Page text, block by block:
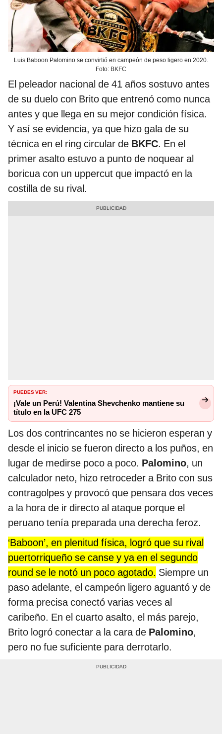
Luis Baboon Palomino se convirtió en campeón de peso ligero en 2020.
Foto: BKFC
El peleador nacional de 41 años sostuvo antes
de su duelo con Brito que entrenó como nunca
antes y que llega en su mejor condición física.
Y así se evidencia, ya que hizo gala de su
técnica en el ring circular de BKFC. En el
primer asalto estuvo a punto de noquear al
boricua con un uppercut que impactó en la
costilla de su rival.
PUEDES VER:
¡Vale un Perú! Valentina Shevchenko mantiene su
título en la UFC 275
Los dos contrincantes no se hicieron esperan y
desde el inicio se fueron directo a los puños, en
lugar de medirse poco a poco. Palomino, un
calculador neto, hizo retroceder a Brito con sus
contragolpes y provocó que pensara dos veces
a la hora de ir directo al ataque porque el
peruano tenía preparada una derecha feroz.
‘Baboon’, en plenitud física, logró que su rival
puertorriqueño se canse y ya en el segundo
round se le notó un poco agotado. Siempre un
paso adelante, el campeón ligero aguantó y de
forma precisa conectó varias veces al
caribeño. En el cuarto asalto, el más parejo,
Brito logró conectar a la cara de Palomino,
pero no fue suficiente para derrotarlo.